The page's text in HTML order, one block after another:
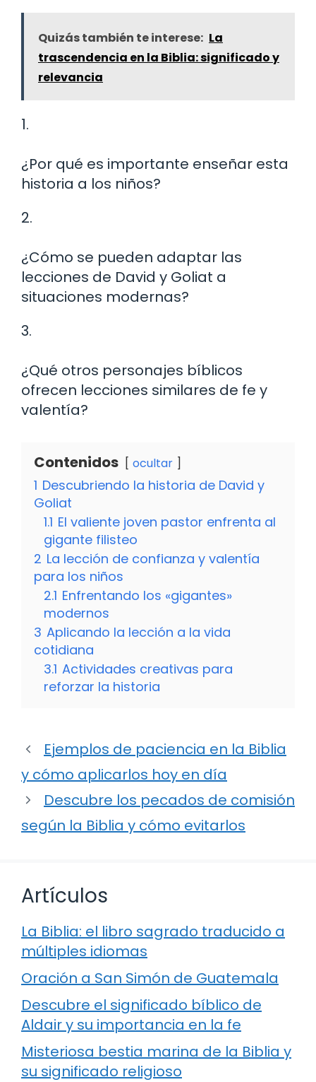
Quizás también te interese: La
trascendencia en la Biblia: significado y
relevancia
1.
¿Por qué es importante enseñar esta
historia a los niños?
2.
¿Cómo se pueden adaptar las
lecciones de David y Goliat a
situaciones modernas?
3.
¿Qué otros personajes bíblicos
ofrecen lecciones similares de fe y
valentía?
Contenidos ocultar
1 Descubriendo la historia de David y
Goliat
1.1 El valiente joven pastor enfrenta al
gigante filisteo
2 La lección de confianza y valentía
para los niños
2.1 Enfrentando los «gigantes»
modernos
3 Aplicando la lección a la vida
cotidiana
3.1 Actividades creativas para
reforzar la historia
Ejemplos de paciencia en la Biblia
y cómo aplicarlos hoy en día
Descubre los pecados de comisión
según la Biblia y cómo evitarlos
Artículos
La Biblia: el libro sagrado traducido a
múltiples idiomas
Oración a San Simón de Guatemala
Descubre el significado bíblico de
Aldair y su importancia en la fe
Misteriosa bestia marina de la Biblia y
su significado religioso